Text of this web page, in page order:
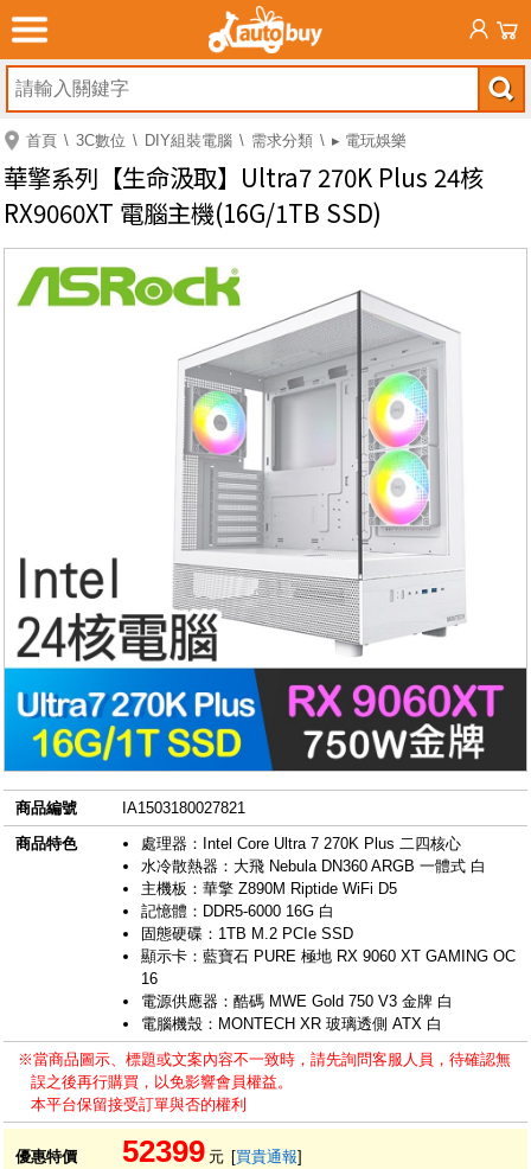
首頁 3C數位 DIY組裝電腦 需求分類 ▸ 電玩娛樂
華擎系列【生命汲取】Ultra7 270K Plus 24核
RX9060XT 電腦主機(16G/1TB SSD)
商品編號
IA1503180027821
商品特色
處理器：Intel Core Ultra 7 270K Plus 二四核心
水冷散熱器：大飛 Nebula DN360 ARGB 一體式 白
主機板：華擎 Z890M Riptide WiFi D5
記憶體：DDR5-6000 16G 白
固態硬碟：1TB M.2 PCIe SSD
顯示卡：藍寶石 PURE 極地 RX 9060 XT GAMING OC
16
電源供應器：酷碼 MWE Gold 750 V3 金牌 白
電腦機殼：MONTECH XR 玻璃透側 ATX 白
※當商品圖示、標題或文案內容不一致時，請先詢問客服人員，待確認無
誤之後再行購買，以免影響會員權益。
本平台保留接受訂單與否的權利
優惠特價 52399 元 [買貴通報]